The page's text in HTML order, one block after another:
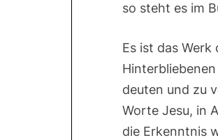
so steht es im
Es ist das Werk
deuten und zu
Worte Jesu, in
die Erkenntnis